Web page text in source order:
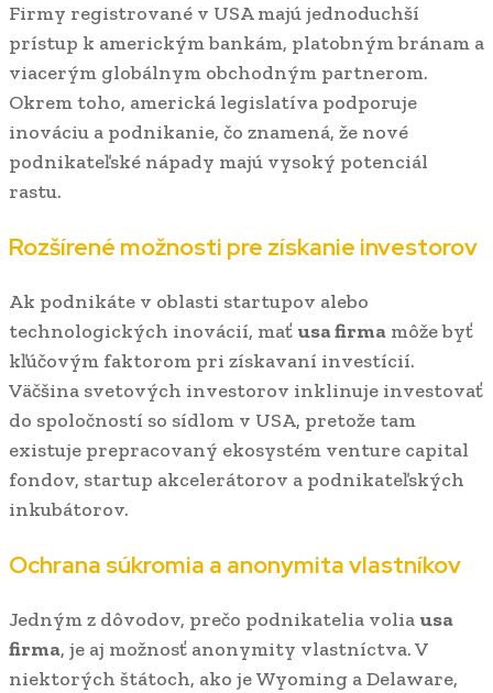
Firmy registrované v USA majú jednoduchší
prístup k americkým bankám, platobným bránam a
viacerým globálnym obchodným partnerom.
Okrem toho, americká legislatíva podporuje
inováciu a podnikanie, čo znamená, že nové
podnikateľské nápady majú vysoký potenciál
rastu.
Rozšírené možnosti pre získanie investorov
Ak podnikáte v oblasti startupov alebo
technologických inovácií, mať usa firma môže byť
kľúčovým faktorom pri získavaní investícií.
Väčšina svetových investorov inklinuje investovať
do spoločností so sídlom v USA, pretože tam
existuje prepracovaný ekosystém venture capital
fondov, startup akcelerátorov a podnikateľských
inkubátorov.
Ochrana súkromia a anonymita vlastníkov
Jedným z dôvodov, prečo podnikatelia volia usa
firma, je aj možnosť anonymity vlastníctva. V
niektorých štátoch, ako je Wyoming a Delaware,